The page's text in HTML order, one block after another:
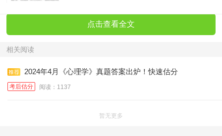
点击查看全文
相关阅读
2024年4月《心理学》真题答案出炉！快速估分
考后估分 阅读：1137
暂无更多